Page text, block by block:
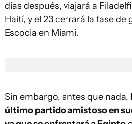
días después, viajará a
Haití, y el 23 cerrará la fase
Escocia en Miami.
Sin embargo, antes que nada,
último partido amistoso en